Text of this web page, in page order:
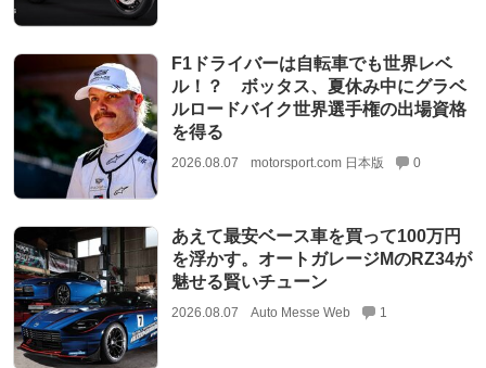
F1ドライバーは自転車でも世界レベ
ル！？ ボッタス、夏休み中にグラベ
ルロードバイク世界選手権の出場資格
を得る
2026.08.07 motorsport.com 日本版 0
あえて最安ベース車を買って100万円
を浮かす。オートガレージMのRZ34が
魅せる賢いチューン
2026.08.07 Auto Messe Web 1